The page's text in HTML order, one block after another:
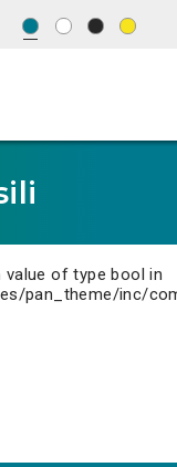
of type bool in
pan_theme/inc/